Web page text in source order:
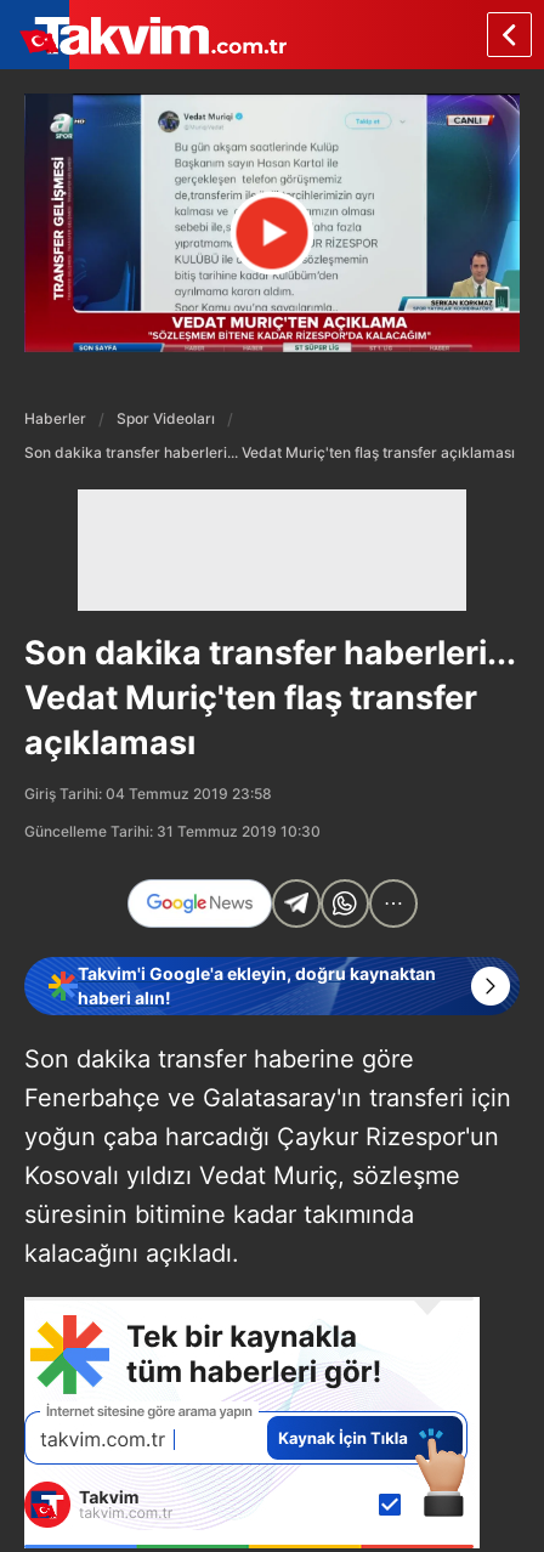
Haberler
Spor Videoları
Son dakika transfer haberleri... Vedat Muriç'ten flaş transfer açıklaması
Son dakika transfer haberleri...
Vedat Muriç'ten flaş transfer
açıklaması
Giriş Tarihi: 04 Temmuz 2019 23:58
Güncelleme Tarihi: 31 Temmuz 2019 10:30
Takvim'i Google'a ekleyin, doğru kaynaktan
haberi alın!
Son dakika transfer haberine göre
Fenerbahçe ve Galatasaray'ın transferi için
yoğun çaba harcadığı Çaykur Rizespor'un
Kosovalı yıldızı Vedat Muriç, sözleşme
süresinin bitimine kadar takımında
kalacağını açıkladı.